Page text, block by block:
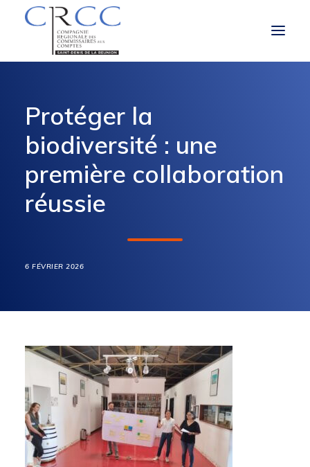
LE ROLE ET LES MISSIONS DU CAC
VOUS ÊTES
Protéger la
biodiversité : une
première collaboration
réussie
6 FÉVRIER 2026